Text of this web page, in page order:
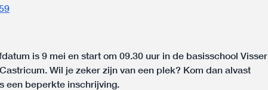
is 9 mei en start om 09.30 uur in de basisschool Visser
Wil je zeker zijn van een plek? Kom dan alvast
een beperkte inschrijving.